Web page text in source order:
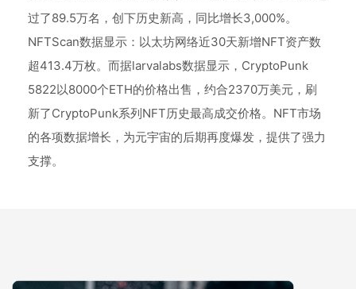
过了89.5万名，创下历史新高，同比增长3,000%。
NFTScan数据显示：以太坊网络近30天新增NFT资产数
超413.4万枚。而据larvalabs数据显示，CryptoPunk
5822以8000个ETH的价格出售，约合2370万美元，刷
新了CryptoPunk系列NFT历史最高成交价格。NFT市场
的各项数据增长，为元宇宙的后期再度爆发，提供了强力
支撑。